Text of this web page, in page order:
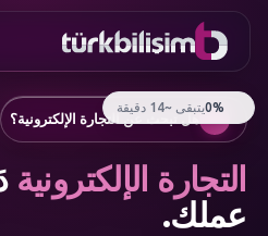
المفضلة
تطبيق جوال
روبوتات الدردشة ومساعدو العملاء
إدارة وسائل التواصل الاجتماعي
إعلانات جوجل والتسويق بالأداء
التجارة الإلكترونية
0216
755 3
555
العربية
هل تبحث عن التجارة الإلكترونية؟
التجارة الإلكترونية
عملك.